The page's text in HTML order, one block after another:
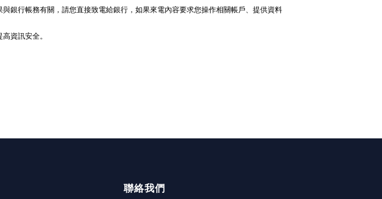
銀行帳務有關，請您直接致電給銀行，如果來電內容要求您操作相關帳戶、提供資料
資訊安全。
聯絡我們